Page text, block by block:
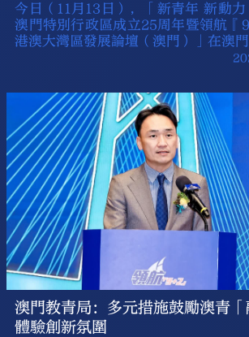
今日（11月13日），「新青年 新動
澳門特別行政區成立25周年暨領航『
港澳大灣區發展論壇（澳門）」在澳門
澳門教青局：多元措施鼓勵澳青
體驗創新氛圍